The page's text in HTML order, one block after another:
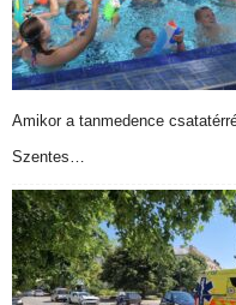
Amikor a tanmedence
Szentes…